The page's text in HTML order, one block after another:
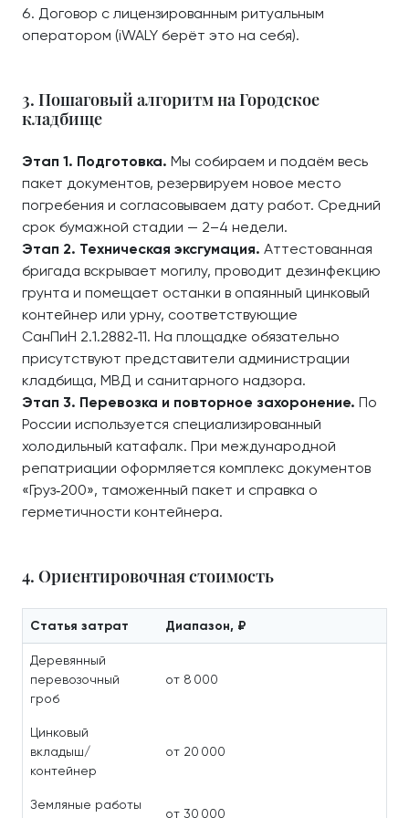
Договор с лицензированным ритуальным
оператором (iWALY берёт это на себя).
3. Пошаговый алгоритм на Городское
кладбище
Этап 1. Подготовка. Мы собираем и подаём весь
пакет документов, резервируем новое место
погребения и согласовываем дату работ. Средний
срок бумажной стадии — 2–4 недели.
Этап 2. Техническая эксгумация. Аттестованная
бригада вскрывает могилу, проводит дезинфекцию
грунта и помещает останки в опаянный цинковый
контейнер или урну, соответствующие
СанПиН 2.1.2882‑11. На площадке обязательно
присутствуют представители администрации
кладбища, МВД и санитарного надзора.
Этап 3. Перевозка и повторное захоронение. По
России используется специализированный
холодильный катафалк. При международной
репатриации оформляется комплекс документов
«Груз‑200», таможенный пакет и справка о
герметичности контейнера.
4. Ориентировочная стоимость
Статья затрат Диапазон, ₽
Деревянный
перевозочный
гроб
от 8 000
Цинковый
вкладыш/
контейнер
от 20 000
Земляные работы
от 30 000